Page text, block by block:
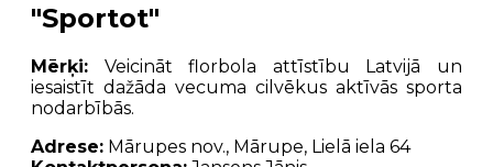
"Sportot"
Mērķi: Veicināt florbola attīstību Latvijā un
iesaistīt dažāda vecuma cilvēkus aktīvās sporta
nodarbībās.
Adrese: Mārupes nov., Mārupe, Lielā iela 64